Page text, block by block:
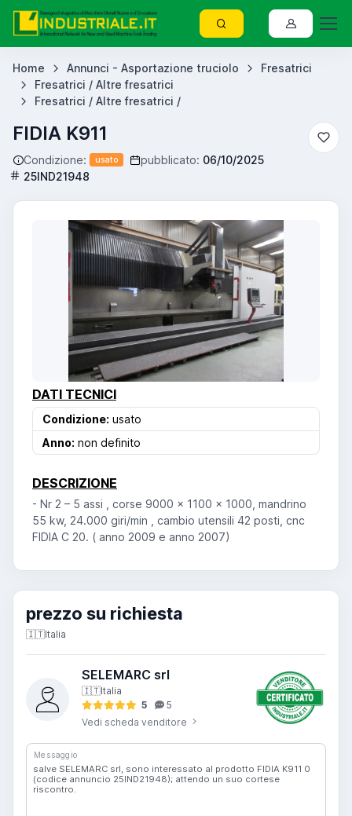
Home Annunci - Asportazione truciolo
Fresatrici
Fresatrici / Altre fresatrici
Fresatrici / Altre fresatrici /
FIDIA K911
Condizione: usato pubblicato: 06/10/2025
25IND21948
DATI TECNICI
Condizione: usato
Anno: non definito
DESCRIZIONE
- Nr 2 – 5 assi , corse 9000 x 1100 x 1000, mandrino
55 kw, 24.000 giri/min , cambio utensili 42 posti, cnc
FIDIA C 20. ( anno 2009 e anno 2007)
prezzo su richiesta
🇮🇹Italia
SELEMARC srl
🇮🇹Italia
5
5
Vedi scheda venditore
Messaggio